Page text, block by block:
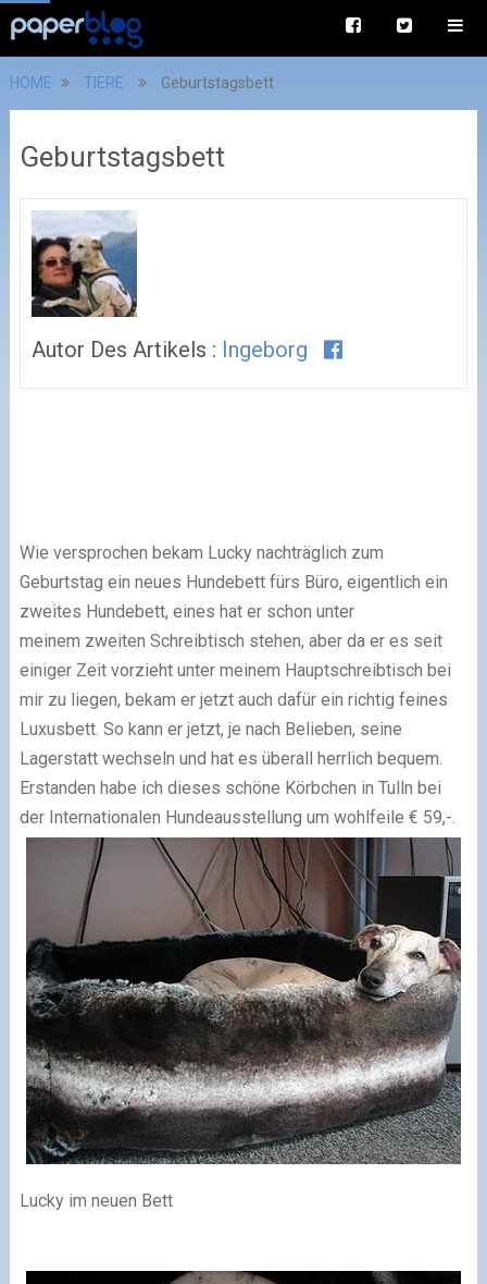
HOME TIERE Geburtstagsbett
Geburtstagsbett
Autor Des Artikels : Ingeborg
Wie versprochen bekam Lucky nachträglich zum
Geburtstag ein neues Hundebett fürs Büro, eigentlich ein
zweites Hundebett, eines hat er schon unter
meinem zweiten Schreibtisch stehen, aber da er es seit
einiger Zeit vorzieht unter meinem Hauptschreibtisch bei
mir zu liegen, bekam er jetzt auch dafür ein richtig feines
Luxusbett. So kann er jetzt, je nach Belieben, seine
Lagerstatt wechseln und hat es überall herrlich bequem.
Erstanden habe ich dieses schöne Körbchen in Tulln bei
der Internationalen Hundeausstellung um wohlfeile € 59,-.
Lucky im neuen Bett